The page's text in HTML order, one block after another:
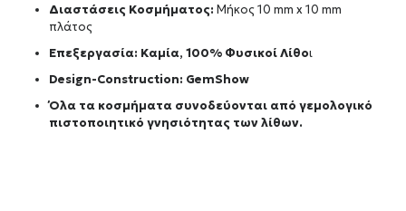
Διαστάσεις Κοσμήματος: Μήκος 10 mm x 10 mm
πλάτος
Επεξεργασία: Καμία, 100% Φυσικοί Λίθοι
Design-Construction: GemShow
Όλα τα κοσμήματα συνοδεύονται από γεμολογικό
πιστοποιητικό γνησιότητας των λίθων.